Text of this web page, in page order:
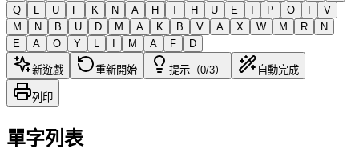
Q
L U F K N A H T H U E I P O I
V
M
N B U D M A K B V A X W M R
N
E
A O Y L I M A F D
新遊戲 重新開始 提示（0/3） 自動完成
列印
單字列表